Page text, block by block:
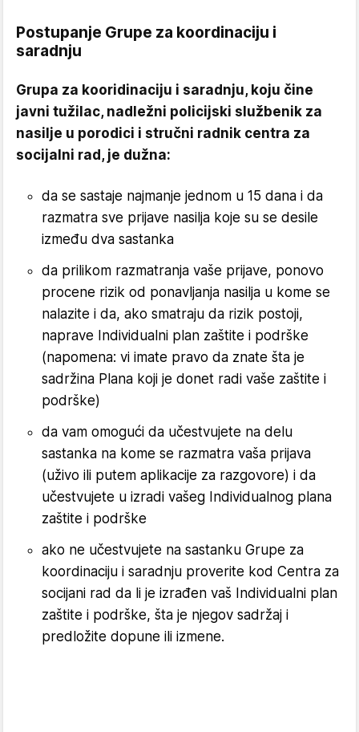
Postupanje Grupe za koordinaciju i
saradnju
Grupa za kooridinaciju i saradnju, koju čine
javni tužilac, nadležni policijski službenik za
nasilje u porodici i stručni radnik centra za
socijalni rad, je dužna:
da se sastaje najmanje jednom u 15 dana i da
razmatra sve prijave nasilja koje su se desile
između dva sastanka
da prilikom razmatranja vaše prijave, ponovo
procene rizik od ponavljanja nasilja u kome se
nalazite i da, ako smatraju da rizik postoji,
naprave Individualni plan zaštite i podrške
(napomena: vi imate pravo da znate šta je
sadržina Plana koji je donet radi vaše zaštite i
podrške)
da vam omogući da učestvujete na delu
sastanka na kome se razmatra vaša prijava
(uživo ili putem aplikacije za razgovore) i da
učestvujete u izradi vašeg Individualnog plana
zaštite i podrške
ako ne učestvujete na sastanku Grupe za
koordinaciju i saradnju proverite kod Centra za
socijani rad da li je izrađen vaš Individualni plan
zaštite i podrške, šta je njegov sadržaj i
predložite dopune ili izmene.